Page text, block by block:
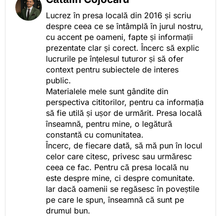
Lucrez în presa locală din 2016 și scriu
despre ceea ce se întâmplă în jurul nostru,
cu accent pe oameni, fapte și informații
prezentate clar și corect. Încerc să explic
lucrurile pe înțelesul tuturor și să ofer
context pentru subiectele de interes
public.
Materialele mele sunt gândite din
perspectiva cititorilor, pentru ca informația
să fie utilă și ușor de urmărit. Presa locală
înseamnă, pentru mine, o legătură
constantă cu comunitatea.
Încerc, de fiecare dată, să mă pun în locul
celor care citesc, privesc sau urmăresc
ceea ce fac. Pentru că presa locală nu
este despre mine, ci despre comunitate.
Iar dacă oamenii se regăsesc în poveștile
pe care le spun, înseamnă că sunt pe
drumul bun.